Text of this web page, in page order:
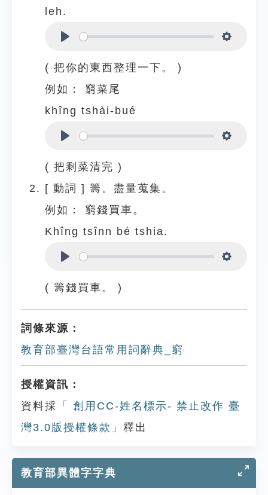
leh.
( 把你的東西整理一下。 )
例如：
窮菜尾
khîng tshài-bué
( 把剩菜清完 )
[ 動詞 ] 籌。盡量蒐集。
例如：
窮錢買車。
Khîng tsînn bé tshia.
( 籌錢買車。 )
詞條來源：
教育部臺灣台語常用詞辭典_窮
授權資訊：
資料採「
創用CC-姓名標示- 禁止改作 臺
灣3.0版授權條款 」釋出
教育部異體字字典